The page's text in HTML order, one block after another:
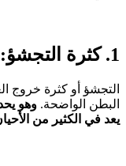
1. كثرة التجشؤ:
التجشؤ أو كثرة خروج
البطن الواضحة. وهو
يعد في الكثير من